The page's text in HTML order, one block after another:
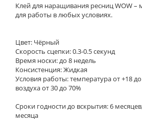
Клей для наращивания ресниц WOW
для работы в любых условиях.
Цвет: Чёрный
Скорость сцепки: 0.3-0.5 секунд
Время носки: до 8 недель
Консистенция: Жидкая
Условия работы: температура от +18
воздуха от 30 до 70%
Сроки годности до вскрытия: 6
месяца